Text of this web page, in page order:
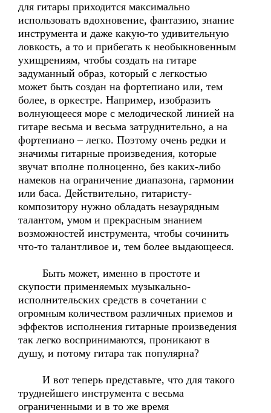
для гитары приходится максимально
использовать вдохновение, фантазию, знание
инструмента и даже какую-то удивительную
ловкость, а то и прибегать к необыкновенным
ухищрениям, чтобы создать на гитаре
задуманный образ, который с легкостью
может быть создан на фортепиано или, тем
более, в оркестре. Например, изобразить
волнующееся море с мелодической линией на
гитаре весьма и весьма затруднительно, а на
фортепиано – легко. Поэтому очень редки и
значимы гитарные произведения, которые
звучат вполне полноценно, без каких-либо
намеков на ограничение диапазона, гармонии
или баса. Действительно, гитаристу-
композитору нужно обладать незаурядным
талантом, умом и прекрасным знанием
возможностей инструмента, чтобы сочинить
что-то талантливое и, тем более выдающееся.
Быть может, именно в простоте и
скупости применяемых музыкально-
исполнительских средств в сочетании с
огромным количеством различных приемов и
эффектов исполнения гитарные произведения
так легко воспринимаются, проникают в
душу, и потому гитара так популярна?
И вот теперь представьте, что для такого
труднейшего инструмента с весьма
ограниченными и в то же время